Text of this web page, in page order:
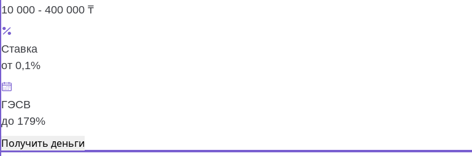
10 000 - 400 000 ₸
Ставка
от 0,1%
ГЭСВ
до 179%
Получить деньги